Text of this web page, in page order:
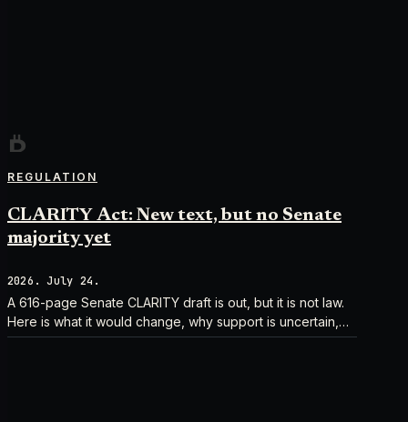
REGULATION
CLARITY Act: New text, but no Senate
majority yet
2026. July 24.
A 616-page Senate CLARITY draft is out, but it is not law.
Here is what it would change, why support is uncertain,
and what happens next.